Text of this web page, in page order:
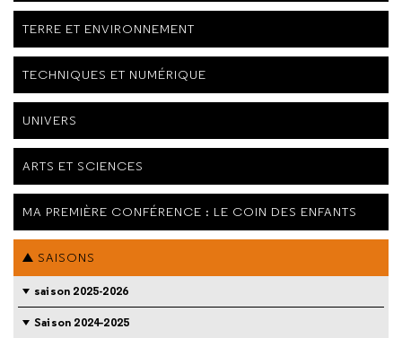
TERRE ET ENVIRONNEMENT
TECHNIQUES ET NUMÉRIQUE
UNIVERS
ARTS ET SCIENCES
MA PREMIÈRE CONFÉRENCE : LE COIN DES ENFANTS
SAISONS
saison 2025-2026
Saison 2024-2025